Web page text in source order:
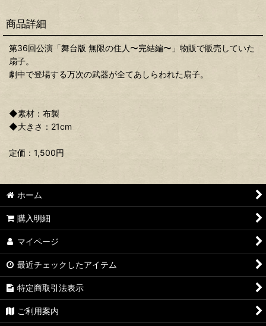
商品詳細
第36回公演「舞台版 無限の住人〜完結編〜」物販で販売していた
扇子。
劇中で登場する万次の武器が全てあしらわれた扇子。
◆素材：布製
◆大きさ：21cm
定価：1,500円
ホーム
購入明細
マイページ
最近チェックしたアイテム
特定商取引法表示
ご利用案内